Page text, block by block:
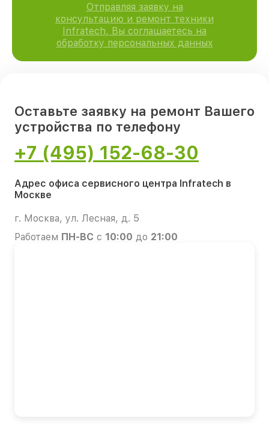
Отправляя заявку на
консультацию и ремонт техники
Infratech, Вы соглашаетесь на
обработку персональных данных
Оставьте заявку на ремонт Вашего
устройства по телефону
+7 (495) 152-68-30
Адрес офиса сервисного центра Infratech в
Москве
г. Москва, ул. Лесная, д. 5
Работаем ПН-ВС с 10:00 до 21:00